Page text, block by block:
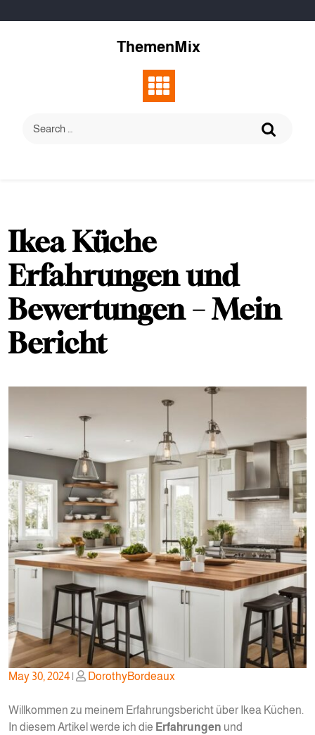
to
ThemenMix
Ikea Küche
Erfahrungen und
Bewertungen – Mein
Bericht
Posted
May 30, 2024| Posted
DorothyBordeaux
Willkommen zu meinem Erfahrungsbericht über Ikea Küchen.
In diesem Artikel werde ich die Erfahrungen und